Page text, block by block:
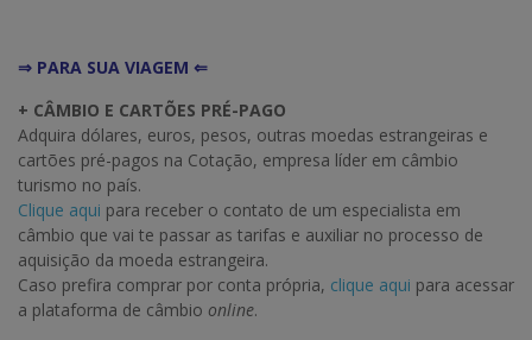
⇒ PARA SUA VIAGEM ⇐
+ CÂMBIO E CARTÕES PRÉ-PAGO
Adquira dólares, euros, pesos, outras moedas estrangeiras e
cartões pré-pagos na Cotação, empresa líder em câmbio
turismo no país.
Clique aqui para receber o contato de um especialista em
câmbio que vai te passar as tarifas e auxiliar no processo de
aquisição da moeda estrangeira.
Caso prefira comprar por conta própria, clique aqui para acessar
a plataforma de câmbio online.